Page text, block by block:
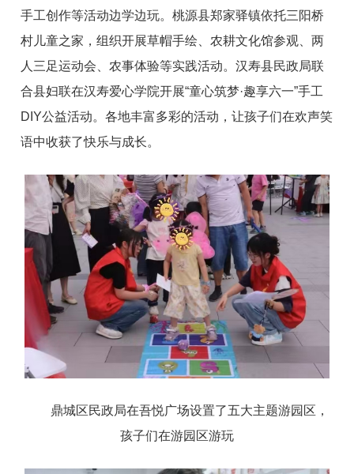
手工创作等活动边学边玩。桃源县郑家驿镇依托三阳桥
村儿童之家，组织开展草帽手绘、农耕文化馆参观、两
人三足运动会、农事体验等实践活动。汉寿县民政局联
合县妇联在汉寿爱心学院开展“童心筑梦·趣享六一”手工
DIY公益活动。各地丰富多彩的活动，让孩子们在欢声笑
语中收获了快乐与成长。
鼎城区民政局在吾悦广场设置了五大主题游园区，
孩子们在游园区游玩